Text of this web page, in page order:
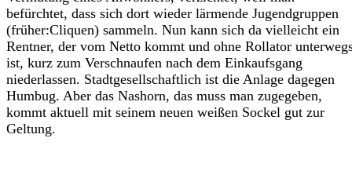
befürchtet, dass sich dort wieder lärmende Jugendgruppen
(früher:Cliquen) sammeln. Nun kann sich da vielleicht ein
Rentner, der vom Netto kommt und ohne Rollator
ist, kurz zum Verschnaufen nach dem Einkaufsgang
niederlassen. Stadtgesellschaftlich ist die Anlage dagegen
Humbug. Aber das Nashorn, das muss man zugegeben,
kommt aktuell mit seinem neuen weißen Sockel gut zur
Geltung.